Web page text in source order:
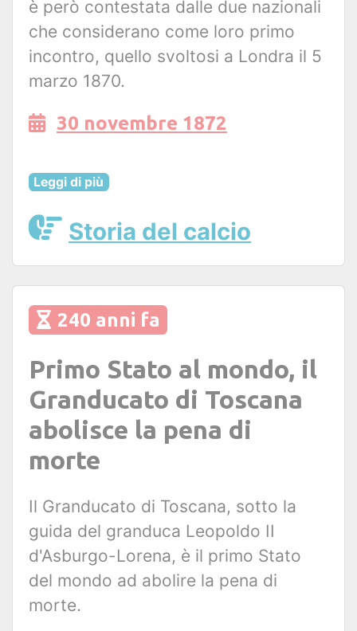
è però contestata dalle due nazionali
che considerano come loro primo
incontro, quello svoltosi a Londra il 5
marzo 1870.
30 novembre 1872
Leggi di più
Storia del calcio
240 anni fa
Primo Stato al mondo, il
Granducato di Toscana
abolisce la pena di
morte
Il Granducato di Toscana, sotto la
guida del granduca Leopoldo II
d'Asburgo-Lorena, è il primo Stato
del mondo ad abolire la pena di
morte.